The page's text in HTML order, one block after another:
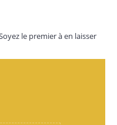
le premier à en laisser